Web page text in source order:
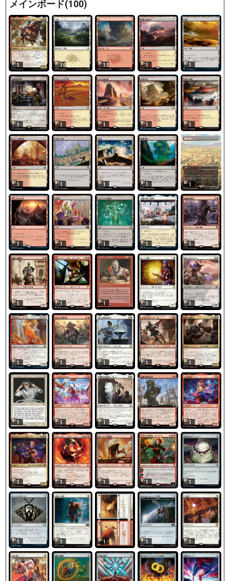
メインボード(100)
1 10 10 1 1
1 1 1 1 1
1 1 1 1 1
1 1 1 1 1
1 1 1 1 1
1 1 1 1 1
1 1 1 1 1
1 1 1 1 1
1 1 1 1 1